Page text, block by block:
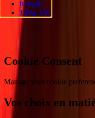
réservés.
Préférences en matière de
français
Tiếng Việt
Cookie Consent
Manage your cookie
Vos choix en